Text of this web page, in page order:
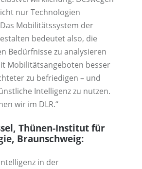
nur Technologien
Mobilitätssystem der
bedeutet also, die
Bedürfnisse zu analysieren
Mobilitätsangeboten besser
zu befriedigen – und
Intelligenz zu nutzen.
wir im DLR.“
Thünen-Institut für
Braunschweig:
in der